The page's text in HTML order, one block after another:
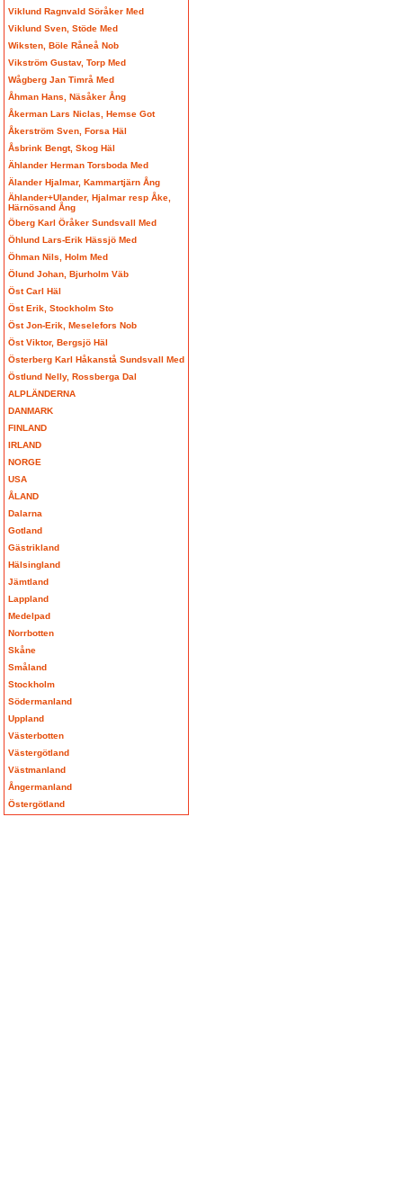
Viklund Ragnvald Söråker Med
Viklund Sven, Stöde Med
Wiksten, Böle Råneå Nob
Vikström Gustav, Torp Med
Wågberg Jan Timrå Med
Åhman Hans, Näsåker Ång
Åkerman Lars Niclas, Hemse Got
Åkerström Sven, Forsa Häl
Åsbrink Bengt, Skog Häl
Ählander Herman Torsboda Med
Älander Hjalmar, Kammartjärn Ång
Ählander+Ulander, Hjalmar resp Åke,
Härnösand Ång
Öberg Karl Öråker Sundsvall Med
Öhlund Lars-Erik Hässjö Med
Öhman Nils, Holm Med
Ölund Johan, Bjurholm Väb
Öst Carl Häl
Öst Erik, Stockholm Sto
Öst Jon-Erik, Meselefors Nob
Öst Viktor, Bergsjö Häl
Österberg Karl Håkanstå Sundsvall Med
Östlund Nelly, Rossberga Dal
ALPLÄNDERNA
DANMARK
FINLAND
IRLAND
NORGE
USA
ÅLAND
Dalarna
Gotland
Gästrikland
Hälsingland
Jämtland
Lappland
Medelpad
Norrbotten
Skåne
Småland
Stockholm
Södermanland
Uppland
Västerbotten
Västergötland
Västmanland
Ångermanland
Östergötland